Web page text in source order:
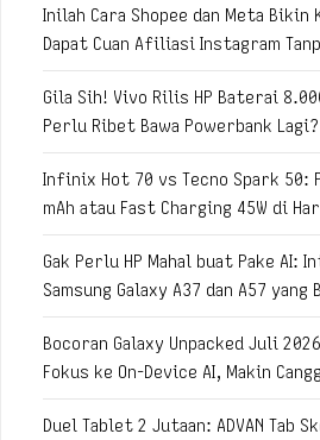
Inilah Cara Shopee dan Meta Bikin
Dapat Cuan Afiliasi Instagram
Gila Sih! Vivo Rilis HP Baterai
Perlu Ribet Bawa Powerbank Lagi?
Infinix Hot 70 vs Tecno Spark 50:
mAh atau Fast Charging 45W di
Gak Perlu HP Mahal buat Pake AI:
Samsung Galaxy A37 dan A57 yang
Bocoran Galaxy Unpacked Juli
Fokus ke On-Device AI, Makin
Duel Tablet 2 Jutaan: ADVAN Tab